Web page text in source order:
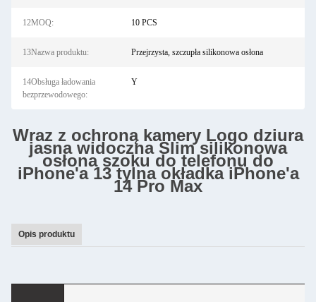
12MOQ: 10 PCS
13Nazwa produktu: Przejrzysta, szczupła silikonowa osłona
14Obsługa ładowania
bezprzewodowego:
Y
Wraz z ochroną kamery Logo dziura
jasna widoczna Slim silikonowa
osłona szoku do telefonu do
iPhone'a 13 tylna okładka iPhone'a
14 Pro Max
Opis produktu